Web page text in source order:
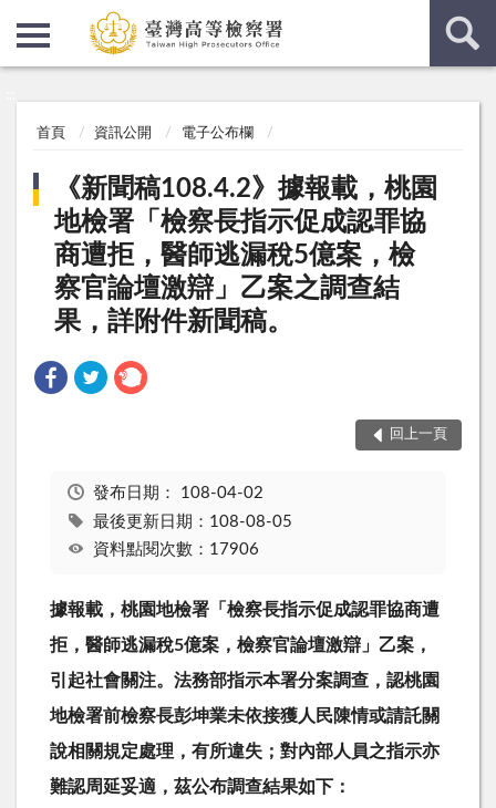
首頁 資訊公開 電子公布欄
《新聞稿108.4.2》據報載，桃園
地檢署「檢察長指示促成認罪協
商遭拒，醫師逃漏稅5億案，檢
察官論壇激辯」乙案之調查結
果，詳附件新聞稿。
回上一頁
發布日期： 108-04-02
最後更新日期：108-08-05
資料點閱次數：17906
據報載，桃園地檢署「檢察長指示促成認罪協商遭
拒，醫師逃漏稅5億案，檢察官論壇激辯」乙案，
引起社會關注。法務部指示本署分案調查，認桃園
地檢署前檢察長彭坤業未依接獲人民陳情或請託關
說相關規定處理，有所違失；對內部人員之指示亦
難認周延妥適，茲公布調查結果如下：